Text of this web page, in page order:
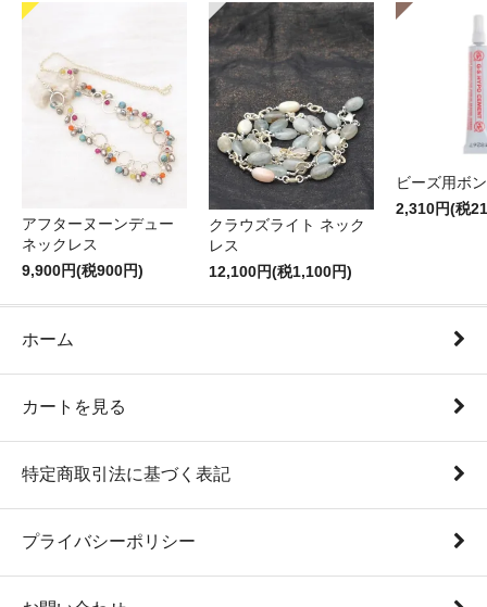
アフターヌーンデュー
ネックレス
9,900円(税900円)
クラウズライト ネック
レス
12,100円(税1,100円)
ビーズ用ボ
2,310円(税
ホーム
カートを見る
特定商取引法に基づく表記
プライバシーポリシー